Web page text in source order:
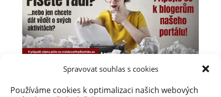
Spravovat souhlas s cookies
Používáme cookies k optimalizaci našich webových